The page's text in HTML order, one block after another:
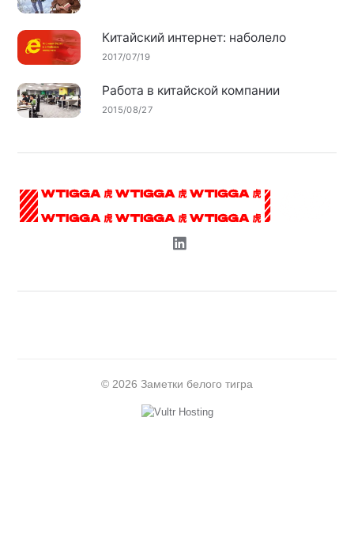
Китайский интернет: наболело
2017/07/19
Работа в китайской компании
2015/08/27
© 2026 Заметки белого тигра